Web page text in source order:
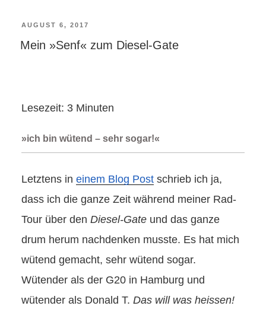
VERÖFFENTLICHT
AM
AUGUST 6, 2017
Mein »Senf« zum Diesel-Gate
Lesezeit: 3 Minuten
»ich bin wütend – sehr sogar!«
Letztens in einem Blog Post schrieb ich ja,
dass ich die ganze Zeit während meiner Rad-
Tour über den Diesel-Gate und das ganze
drum herum nachdenken musste. Es hat mich
wütend gemacht, sehr wütend sogar.
Wütender als der G20 in Hamburg und
wütender als Donald T. Das will was heissen!